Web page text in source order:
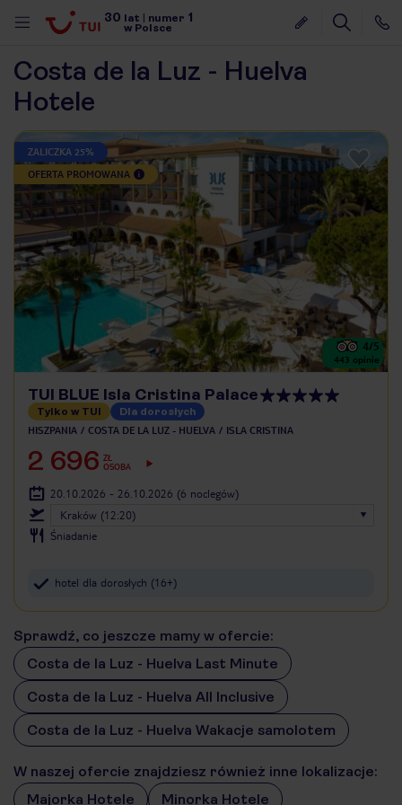
30 lat numer 1
w Polsce
Costa de la Luz - Huelva
Hotele
ZALICZKA 25%
OFERTA PROMOWANA
4/5
443 opinie
TUI BLUE Isla Cristina Palace
Tylko w TUI Dla dorosłych
HISZPANIA COSTA DE LA LUZ - HUELVA ISLA CRISTINA
2 696 ZŁ
OSOBA
20.10.2026 - 26.10.2026 (6 noclegów)
Kraków (12:20)
Śniadanie
hotel dla dorosłych (16+)
Sprawdź, co jeszcze mamy w ofercie:
Costa de la Luz - Huelva Last Minute
Costa de la Luz - Huelva All Inclusive
Costa de la Luz - Huelva Wakacje samolotem
W naszej ofercie znajdziesz również inne lokalizacje:
Majorka Hotele
Minorka Hotele